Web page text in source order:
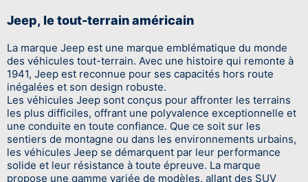
Jeep, le tout-terrain américain
La marque Jeep est une marque emblématique du monde
des véhicules tout-terrain. Avec une histoire qui remonte à
1941, Jeep est reconnue pour ses capacités hors route
inégalées et son design robuste.
Les véhicules Jeep sont conçus pour affronter les terrains
les plus difficiles, offrant une polyvalence exceptionnelle et
une conduite en toute confiance. Que ce soit sur les
sentiers de montagne ou dans les environnements urbains,
les véhicules Jeep se démarquent par leur performance
solide et leur résistance à toute épreuve. La marque
propose une gamme variée de modèles, allant des SUV